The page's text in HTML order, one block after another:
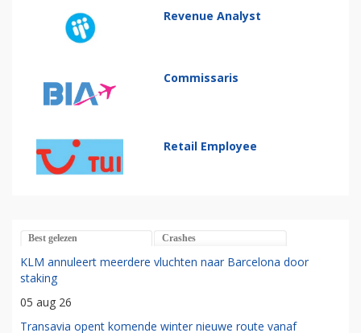
Revenue Analyst
Commissaris
Retail Employee
Best gelezen Crashes
KLM annuleert meerdere vluchten naar Barcelona door
staking
05 aug 26
Transavia opent komende winter nieuwe route vanaf